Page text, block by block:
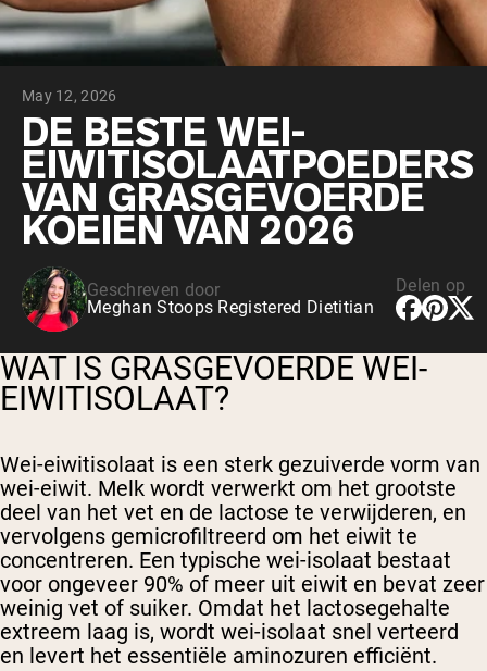
Shop All Protein Powders
VEGAN PROTEIN
Erwteneiwit
Shop All Vegan Protein
May 12, 2026
DE BESTE WEI-
EIWITISOLAATPOEDERS
VAN GRASGEVOERDE
KOEIEN VAN 2026
Geschreven door
Meghan Stoops Registered Dietitian
Delen op
WAT IS GRASGEVOERDE WEI-
EIWITISOLAAT?
Wei-eiwitisolaat is een sterk gezuiverde vorm van
wei-eiwit. Melk wordt verwerkt om het grootste
deel van het vet en de lactose te verwijderen, en
vervolgens gemicrofiltreerd om het eiwit te
concentreren. Een typische wei-isolaat bestaat
voor ongeveer 90% of meer uit eiwit en bevat zeer
weinig vet of suiker. Omdat het lactosegehalte
extreem laag is, wordt wei-isolaat snel verteerd
en levert het essentiële aminozuren efficiënt.